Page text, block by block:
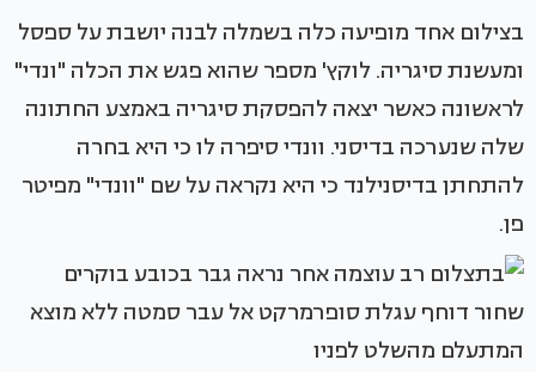
בצילום אחד מופיעה כלה בשמלה לבנה יושבת על ספסל
ומעשנת סיגריה. לוקץ' מספר שהוא פגש את הכלה "ונדי"
לראשונה כאשר יצאה להפסקת סיגריה באמצע החתונה
שלה שנערכה בדיסני. וונדי סיפרה לו כי היא בחרה
להתחתן בדיסנילנד כי היא נקראה על שם "וונדי" מפיטר
פן.